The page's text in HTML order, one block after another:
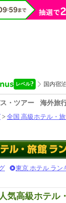
・ツアー
海外旅
> 全国 高級ホテル・
東京 ホテル ラン
気高級ホテル